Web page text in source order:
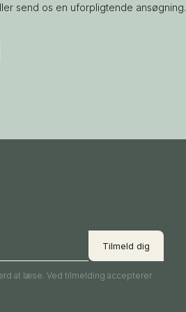
send os en uforpligtende ansøgning.
at læse. Ved tilmelding accepterer